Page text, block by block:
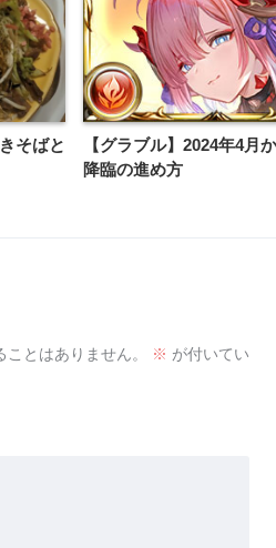
そばと
【グラブル】2024年4月
降臨の進め方
とはありません。 ※ が付いてい